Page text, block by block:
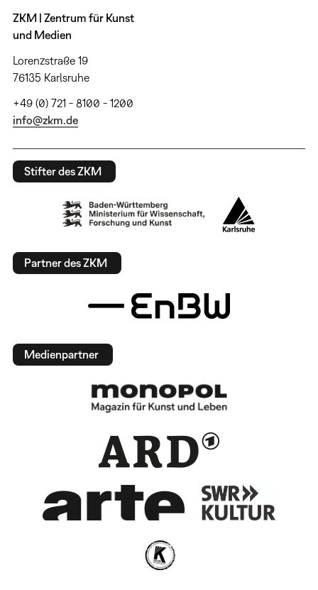
ZKM | Zentrum für Kunst
und Medien
Lorenzstraße 19
76135 Karlsruhe
+49 (0) 721 - 8100 - 1200
info@zkm.de
Stifter des ZKM
Partner des ZKM
Medienpartner